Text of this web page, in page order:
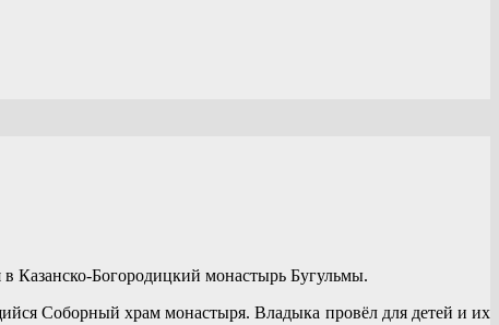
Казанско-Богородицкий монастырь Бугульмы.
Соборный храм монастыря. Владыка провёл для детей и их